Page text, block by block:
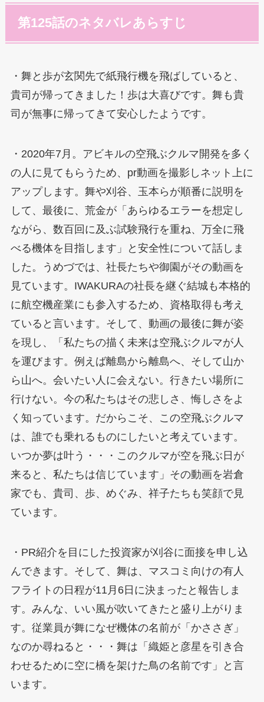
第125話のネタバレあらすじ
・舞と歩が玄関先で紙飛行機を飛ばしていると、
貴司が帰ってきました！歩は大喜びです。舞も貴
司が無事に帰ってきて安心したようです。
・2020年7月。アビキルの空飛ぶクルマ開発を多く
の人に見てもらうため、pr動画を撮影しネット上に
アップします。舞や刈谷、玉本らが順番に説明を
して、最後に、荒金が「あらゆるエラーを想定し
ながら、数百回に及ぶ試験飛行を重ね、万全に飛
べる機体を目指します」と安全性について話しま
した。うめづでは、社長たちや御園がその動画を
見ています。IWAKURAの社長を継ぐ結城も本格的
に航空機産業にも参入するため、資格取得も考え
ていると言います。そして、動画の最後に舞が姿
を現し、「私たちの描く未来は空飛ぶクルマが人
を運びます。例えば離島から離島へ、そして山か
ら山へ。会いたい人に会えない。行きたい場所に
行けない。今の私たちはその悲しさ、悔しさをよ
く知っています。だからこそ、この空飛ぶクルマ
は、誰でも乗れるものにしたいと考えています。
いつか夢は叶う・・・このクルマが空を飛ぶ日が
来ると、私たちは信じています」その動画を岩倉
家でも、貴司、歩、めぐみ、祥子たちも笑顔で見
ています。
・PR紹介を目にした投資家が刈谷に面接を申し込
んできます。そして、舞は、マスコミ向けの有人
フライトの日程が11月6日に決まったと報告しま
す。みんな、いい風が吹いてきたと盛り上がりま
す。従業員が舞になぜ機体の名前が「かささぎ」
なのか尋ねると・・・舞は「織姫と彦星を引き合
わせるために空に橋を架けた鳥の名前です」と言
います。